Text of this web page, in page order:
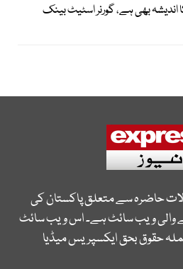
بھی ہے، گورنر اسٹیٹ بینک
حاضرہ سے متعلق پاکستان کی
والی ویب سائٹ ہے۔ اس ویب سائٹ
حقوق بحق ایکسپریس میڈیا